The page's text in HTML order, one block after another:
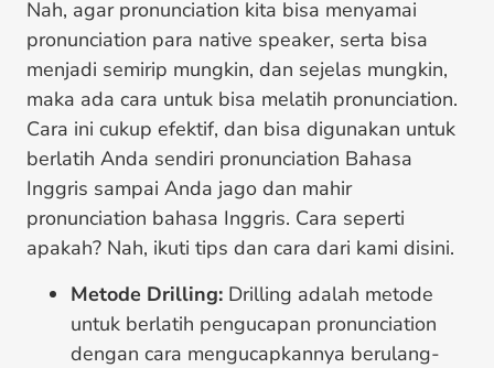
Nah, agar pronunciation kita bisa menyamai
pronunciation para native speaker, serta bisa
menjadi semirip mungkin, dan sejelas mungkin,
maka ada cara untuk bisa melatih pronunciation.
Cara ini cukup efektif, dan bisa digunakan untuk
berlatih Anda sendiri pronunciation Bahasa
Inggris sampai Anda jago dan mahir
pronunciation bahasa Inggris. Cara seperti
apakah? Nah, ikuti tips dan cara dari kami disini.
Metode Drilling: Drilling adalah metode
untuk berlatih pengucapan pronunciation
dengan cara mengucapkannya berulang-